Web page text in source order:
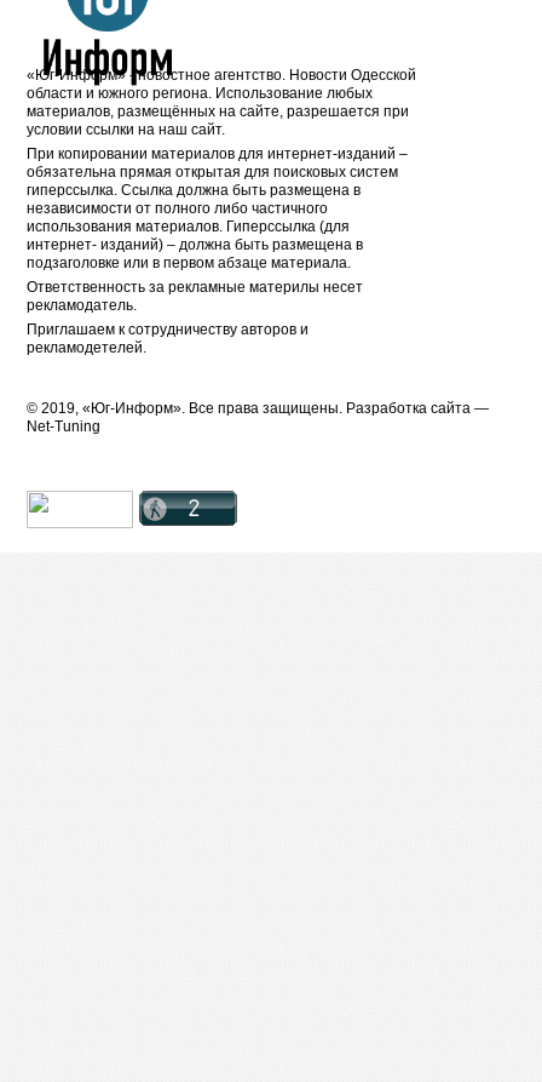
«Юг-Информ» - новостное агентство. Новости Одесской
области и южного региона. Использование любых
материалов, размещённых на сайте, разрешается при
условии ссылки на наш сайт.
При копировании материалов для интернет-изданий –
обязательна прямая открытая для поисковых систем
гиперссылка. Ссылка должна быть размещена в
независимости от полного либо частичного
использования материалов. Гиперссылка (для
интернет- изданий) – должна быть размещена в
подзаголовке или в первом абзаце материала.
Ответственность за рекламные материлы несет
рекламодатель.
Приглашаем к сотрудничеству авторов и
рекламодетелей.
© 2019, «Юг-Информ». Все права защищены. Разработка cайта —
Net-Tuning